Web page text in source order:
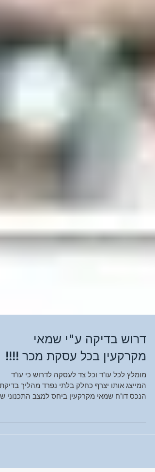
דרוש בדיקה ע"י שמאי
מקרקעין בכל עסקת מכר !!!!
מומלץ לכל עו"ד וכל צד לעסקה לדרוש כי עו"ד
המייצג אותו יצרף כחלק בלתי נפרד מהליך בדיקת
הנכס...